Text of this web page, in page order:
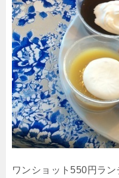
ワンショット550円ラ